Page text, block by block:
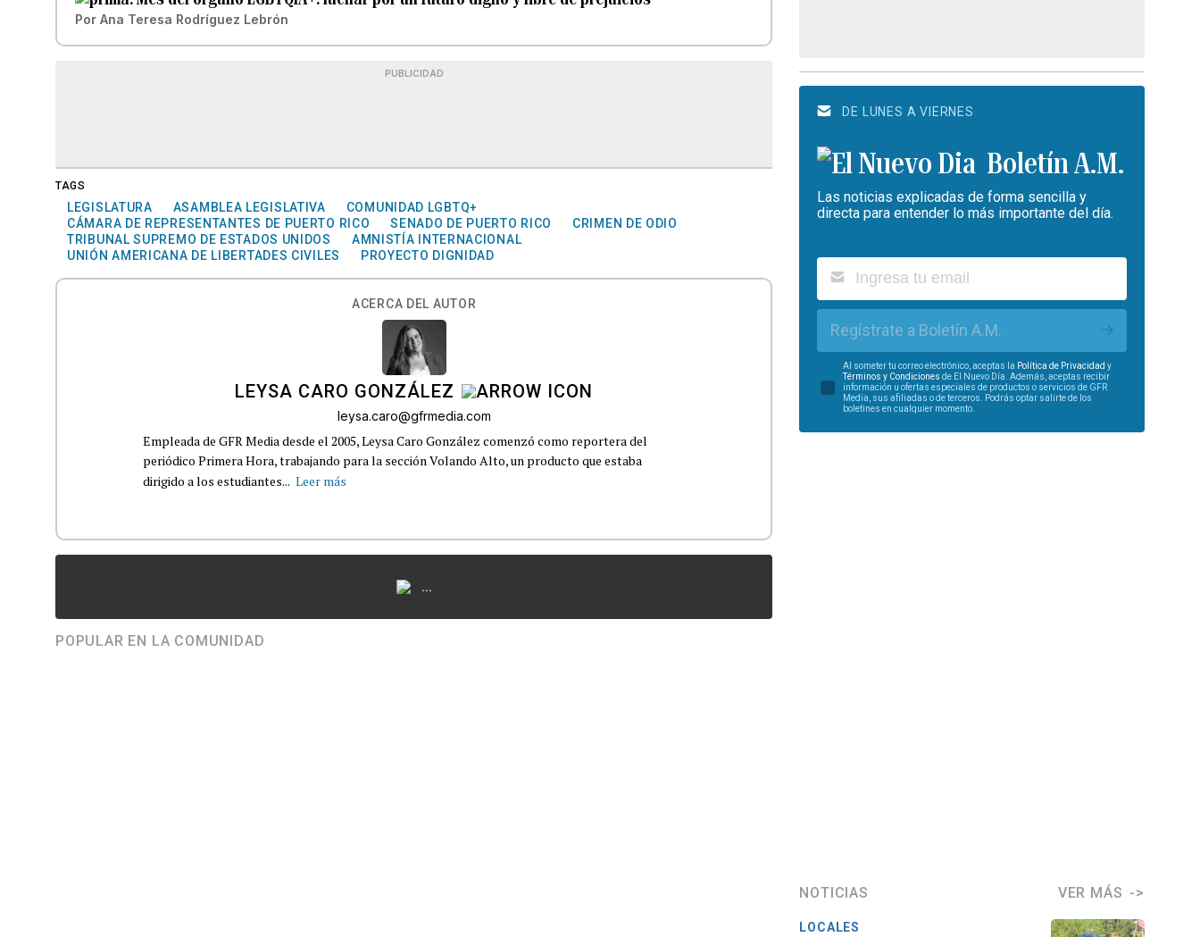
Por Ana Teresa Rodríguez Lebrón
PUBLICIDAD
TAGS
LEGISLATURA ASAMBLEA LEGISLATIVA
COMUNIDAD LGBTQ+
CÁMARA DE REPRESENTANTES DE PUERTO RICO
SENADO DE PUERTO RICO
CRIMEN DE ODIO
TRIBUNAL SUPREMO DE ESTADOS UNIDOS
AMNISTÍA INTERNACIONAL
UNIÓN AMERICANA DE LIBERTADES CIVILES
PROYECTO DIGNIDAD
ACERCA DEL AUTOR
LEYSA CARO GONZÁLEZ
leysa.caro@gfrmedia.com
Empleada de GFR Media desde el 2005, Leysa Caro González comenzó como reportera del
periódico Primera Hora, trabajando para la sección Volando Alto, un producto que estaba
dirigido a los estudiantes... Leer más
...
POPULAR EN LA COMUNIDAD
DE LUNES A VIERNES
Boletín A.M.
Las noticias explicadas de forma sencilla y
directa para entender lo más importante del día.
Regístrate a Boletín A.M.
Al someter tu correo electrónico, aceptas la Política de Privacidad y
Términos y Condiciones de El Nuevo Día. Además, aceptas recibir
información u ofertas especiales de productos o servicios de GFR
Media, sus afiliadas o de terceros. Podrás optar salirte de los
boletines en cualquier momento.
NOTICIAS VER MÁS
LOCALES